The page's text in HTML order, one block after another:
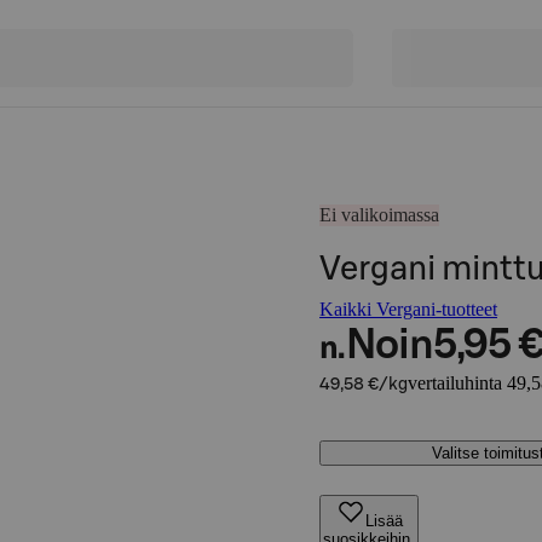
Ei valikoimassa
Vergani
Kaikki Vergani-tuotteet
n. Noin5,95
49,58 €/kgvertailuhinta
Valitse
Lisää